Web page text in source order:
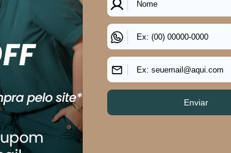
Midi Tule Ballerina Vestido Plus Size Feminino Midi